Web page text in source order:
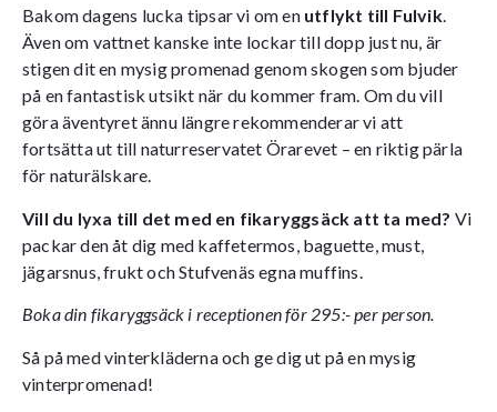
Bakom dagens lucka tipsar vi om en utflykt till Fulvik.
Även om vattnet kanske inte lockar till dopp just nu, är
stigen dit en mysig promenad genom skogen som bjuder
på en fantastisk utsikt när du kommer fram. Om du vill
göra äventyret ännu längre rekommenderar vi att
fortsätta ut till naturreservatet Örarevet – en riktig pärla
för naturälskare.
Vill du lyxa till det med en fikaryggsäck att ta med? Vi
packar den åt dig med kaffetermos, baguette, must,
jägarsnus, frukt och Stufvenäs egna muffins.
Boka din fikaryggsäck i receptionen för 295:- per person.
Så på med vinterkläderna och ge dig ut på en mysig
vinterpromenad!